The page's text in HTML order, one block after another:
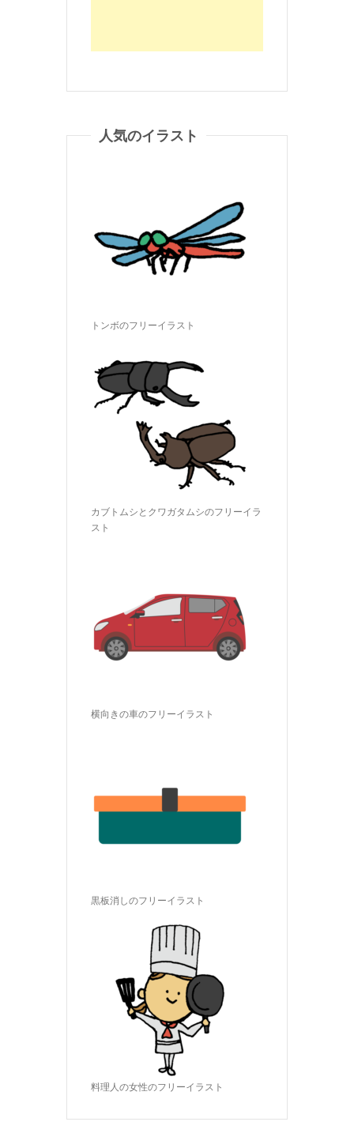
人気のイラスト
トンボのフリーイラスト
カブトムシとクワガタムシのフリーイラ
スト
横向きの車のフリーイラスト
黒板消しのフリーイラスト
料理人の女性のフリーイラスト